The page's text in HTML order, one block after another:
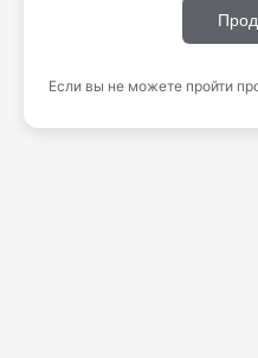
Если вы не можете пройти